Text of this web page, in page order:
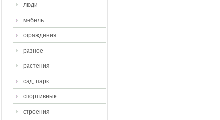
люди
мебель
ограждения
разное
растения
сад, парк
спортивные
строения